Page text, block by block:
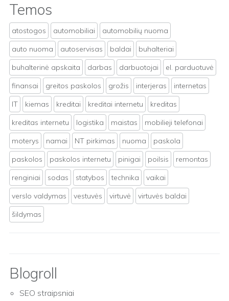
Temos
atostogos automobiliai
automobilių nuoma
auto nuoma
autoservisas baldai
buhalteriai
buhalterinė apskaita
darbas darbuotojai
el. parduotuvė
finansai
greitos paskolos grožis interjeras
internetas
IT
kiemas kreditai kreditai internetu
kreditas
kreditas internetu
logistika maistas
mobilieji telefonai
moterys
namai NT pirkimas nuoma
paskola
paskolos
paskolos internetu pinigai poilsis
remontas
renginiai
sodas statybos technika
vaikai
verslo valdymas
vestuvės virtuvė
virtuvės baldai
šildymas
Blogroll
SEO straipsniai